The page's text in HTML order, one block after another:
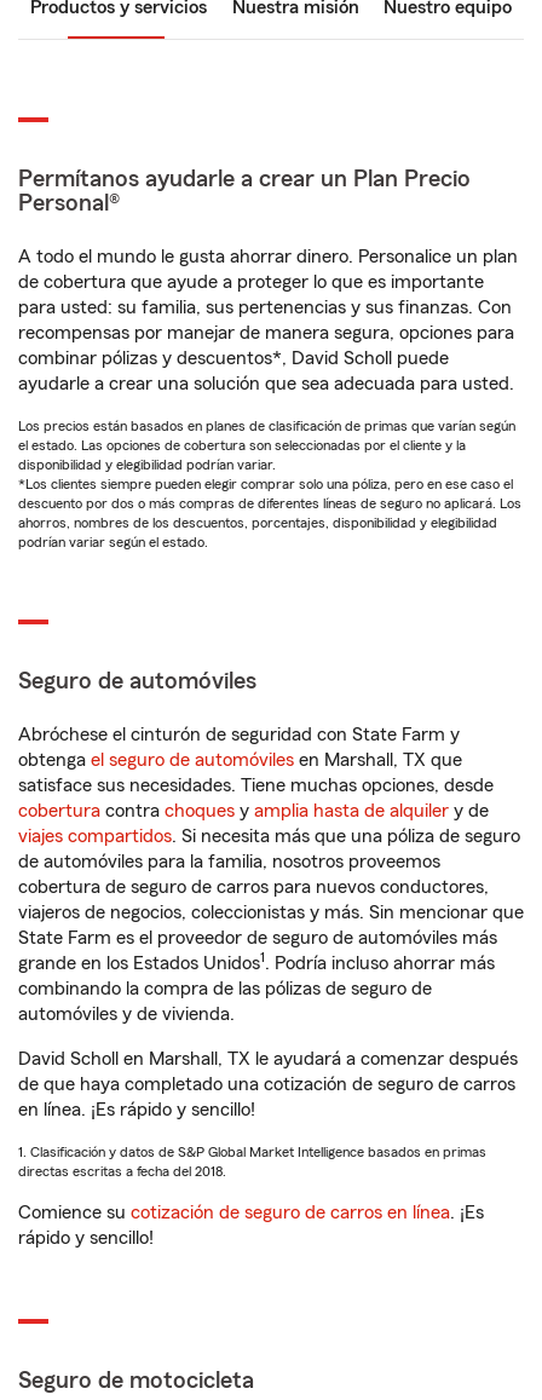
Productos y servicios Nuestra misión Nuestro equipo
Permítanos ayudarle a crear un Plan Precio
Personal®
A todo el mundo le gusta ahorrar dinero. Personalice un plan
de cobertura que ayude a proteger lo que es importante
para usted: su familia, sus pertenencias y sus finanzas. Con
recompensas por manejar de manera segura, opciones para
combinar pólizas y descuentos*, David Scholl puede
ayudarle a crear una solución que sea adecuada para usted.
Los precios están basados en planes de clasificación de primas que varían según
el estado. Las opciones de cobertura son seleccionadas por el cliente y la
disponibilidad y elegibilidad podrían variar.
*Los clientes siempre pueden elegir comprar solo una póliza, pero en ese caso el
descuento por dos o más compras de diferentes líneas de seguro no aplicará. Los
ahorros, nombres de los descuentos, porcentajes, disponibilidad y elegibilidad
podrían variar según el estado.
Seguro de automóviles
Abróchese el cinturón de seguridad con State Farm y
obtenga el seguro de automóviles en Marshall, TX que
satisface sus necesidades. Tiene muchas opciones, desde
cobertura contra choques y amplia hasta de alquiler y de
viajes compartidos. Si necesita más que una póliza de seguro
de automóviles para la familia, nosotros proveemos
cobertura de seguro de carros para nuevos conductores,
viajeros de negocios, coleccionistas y más. Sin mencionar que
State Farm es el proveedor de seguro de automóviles más
grande en los Estados Unidos1. Podría incluso ahorrar más
combinando la compra de las pólizas de seguro de
automóviles y de vivienda.
David Scholl en Marshall, TX le ayudará a comenzar después
de que haya completado una cotización de seguro de carros
en línea. ¡Es rápido y sencillo!
1. Clasificación y datos de S&P Global Market Intelligence basados en primas
directas escritas a fecha del 2018.
Comience su cotización de seguro de carros en línea. ¡Es
rápido y sencillo!
Seguro de motocicleta